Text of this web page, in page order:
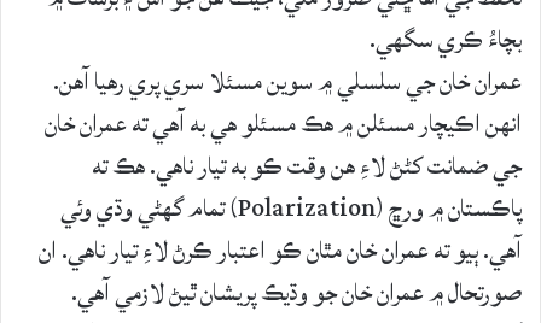
بچاءُ ڪري سگهي.
عمران خان جي سلسلي ۾ سوين مسئلا سري پري رهيا آهن.
انهن اڪيچار مسئلن ۾ هڪ مسئلو هي به آهي ته عمران خان
جي ضمانت کڻڻ لاءِ هن وقت ڪو به تيار ناهي. هڪ ته
پاڪستان ۾ ورڇ (Polarization) تمام گهڻي وڌي وئي
آهي. ٻيو ته عمران خان مٿان ڪو اعتبار ڪرڻ لاءِ تيار ناهي. ان
صورتحال ۾ عمران خان جو وڌيڪ پريشان ٿيڻ لازمي آهي.